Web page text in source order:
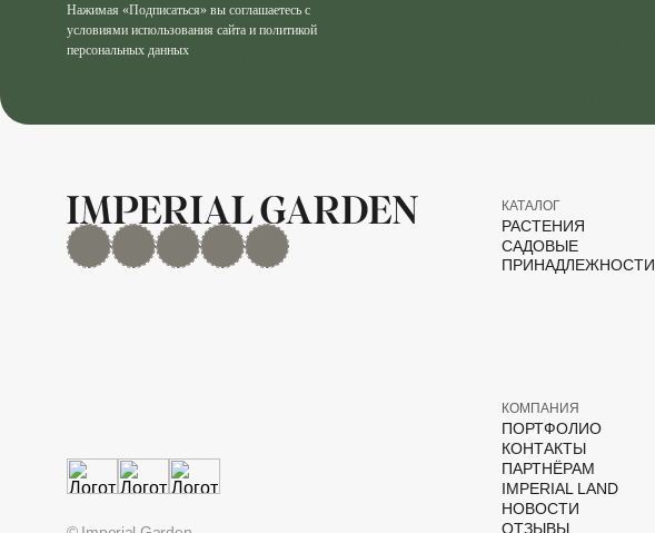
Нажимая «Подписаться» вы соглашаетесь с
условиями использования сайта и политикой
персональных данных
MAX Дзен YouTuberutubeTelegram
КАТАЛОГ
РАСТЕНИЯ
САДОВЫЕ
ПРИНАДЛЕЖНОСТИ
КОМПАНИЯ
ПОРТФОЛИО
КОНТАКТЫ
ПАРТНЁРАМ
IMPERIAL LAND
НОВОСТИ
ОТЗЫВЫ